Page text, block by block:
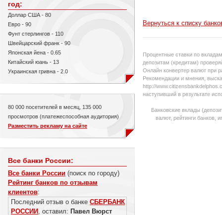
год:
Доллар США - 80
Евро - 90
Фунт стерлингов - 110
Швейцарский франк - 90
Японская йена - 0.65
Китайский юань - 13
Украинская гривна - 2.0
80 000 посетителей в месяц, 135 000
просмотров (платежеспособная аудитория)
Разместить рекламу на сайте
Все банки России:
Все банки России (поиск по городу)
Рейтинг банков по отзывам
клиентов:
Последний отзыв о банке СБЕРБАНК
РОССИИ , оставил: Павел Вюрст
Вернуться к списку
Процентные ставки по
депозитам (кредитам)
Онлайн конвертер валют при
Рекомендации и мнения,
http://
наступивший в результате
Банковские вклады
валют, рейтинги банков,